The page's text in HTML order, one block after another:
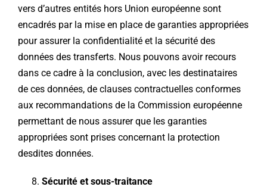
vers d’autres entités hors Union européenne sont
encadrés par la mise en place de garanties appropriées
pour assurer la confidentialité et la sécurité des
données des transferts. Nous pouvons avoir recours
dans ce cadre à la conclusion, avec les destinataires
de ces données, de clauses contractuelles conformes
aux recommandations de la Commission européenne
permettant de nous assurer que les garanties
appropriées sont prises concernant la protection
desdites données.
Sécurité et sous-traitance